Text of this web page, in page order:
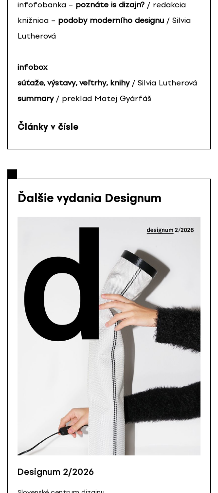
infofobanka – poznáte is dizajn? / redakcia
knižnica – podoby moderního designu / Silvia
Lutherová
infobox
súťaže, výstavy, veľtrhy, knihy/ Silvia Lutherová
summary/ preklad Matej Gyárfáš
Články v čísle
Ďalšie vydania Designum
Designum 2/2026